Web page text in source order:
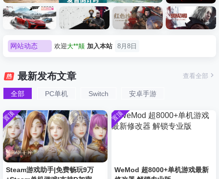
虚拟机版/Assassin’s Creed
HYPERVISOR》免安装中文
版
MATA》
免安装中
文版
《乐高蝙
蝠侠：黑
暗骑士之
Knight》
Creed
拟机
速：地平
线
6（Forza
Horizon
6）免安装
中文版
心/Atomic
Heart》免
安装中文
n Desert
SOR）免
安装中文
版
9：安魂
）免安装
中文版
网站动态 欢迎我*的 加入本站
8月8日
欢迎 有*酱
e******i
欢迎Q*H 加入本站
8月6日
普洱 签到获取 39 点积分
8月6日
欢迎 普洱 加入本站
8月6日
欢迎0**3 加入本站
欢迎c***s 加入本站
欢迎沉*****松 加入本站
4小时前
最新发布文章
全部 PC单机 Switch 安卓手游
查看全部
置顶
Steam游戏助手|免费畅玩9万
置顶
WeMod 超8000+单机游戏最新